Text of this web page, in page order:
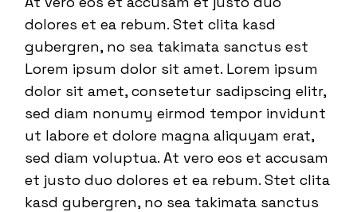
dolores et ea rebum. Stet clita kasd
gubergren, no sea takimata sanctus est
Lorem ipsum dolor sit amet. Lorem ipsum
dolor sit amet, consetetur sadipscing elitr,
sed diam nonumy eirmod tempor invidunt
ut labore et dolore magna aliquyam erat,
sed diam voluptua. At vero eos et accusam
et justo duo dolores et ea rebum. Stet clita
kasd gubergren, no sea takimata sanctus